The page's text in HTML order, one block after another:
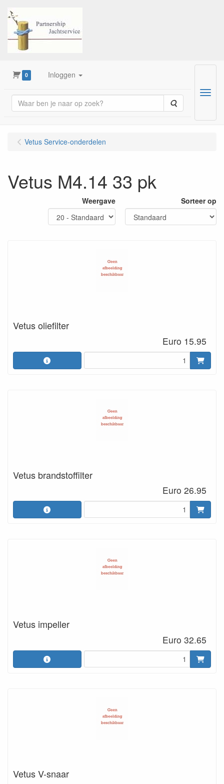
0 Inloggen
Zoeken
Menu
Vetus Service-onderdelen
Vetus M4.14 33 pk
Weergave Sorteer op
Vetus oliefilter
Euro 15.95
Vetus brandstoffilter
Euro 26.95
Vetus impeller
Euro 32.65
Vetus V-snaar